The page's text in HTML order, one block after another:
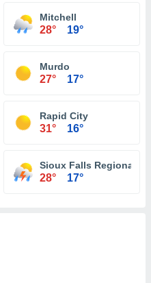
Mitchell
28° 19°
Murdo
27° 17°
Rapid City
31° 16°
Sioux Falls Regional
28° 17°